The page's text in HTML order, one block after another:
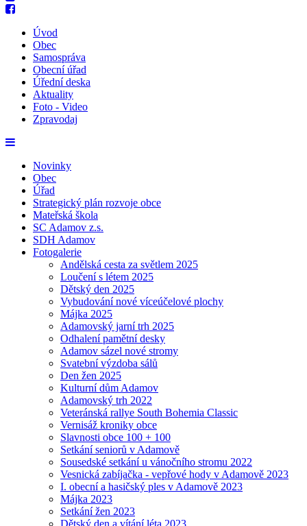
Úvod
Obec
Samospráva
Obecní úřad
Úřední deska
Aktuality
Foto - Video
Zpravodaj
Novinky
Obec
Úřad
Strategický plán rozvoje obce
Mateřská škola
SC Adamov z.s.
SDH Adamov
Fotogalerie
Andělská cesta za světlem 2025
Loučení s létem 2025
Dětský den 2025
Vybudování nové víceúčelové plochy
Májka 2025
Adamovský jarní trh 2025
Odhalení pamětní desky
Adamov sázel nové stromy
Svatební výzdoba sálů
Den žen 2025
Kulturní dům Adamov
Adamovský trh 2022
Veteránská rallye South Bohemia Classic
Vernisáž kroniky obce
Slavnosti obce 100 + 100
Setkání seniorů v Adamově
Sousedské setkání u vánočního stromu 2022
Vesnická zabíjačka - vepřové hody v Adamově 2023
I. obecní a hasičský ples v Adamově 2023
Májka 2023
Setkání žen 2023
Dětský den a vítání léta 2023